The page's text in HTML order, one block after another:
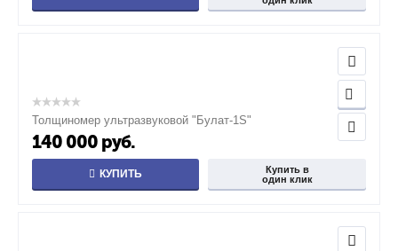
Толщиномер ультразвуковой "Булат-1S"
140 000 руб.
КУПИТЬ
Купить в
один клик